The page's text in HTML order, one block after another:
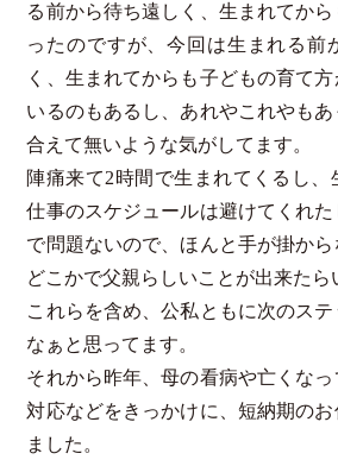
る前から待ち遠しく、生まれてか
ったのですが、今回は生まれる前
く、生まれてからも子どもの育て
いるのもあるし、あれやこれやも
合えて無いような気がしてます。
陣痛来て2時間で生まれてくるし
仕事のスケジュールは避けてくれ
で問題ないので、ほんと手が掛から
どこかで父親らしいことが出来たら
これらを含め、公私ともに次のス
なぁと思ってます。
それから昨年、母の看病や亡くな
対応などをきっかけに、短納期の
ました。